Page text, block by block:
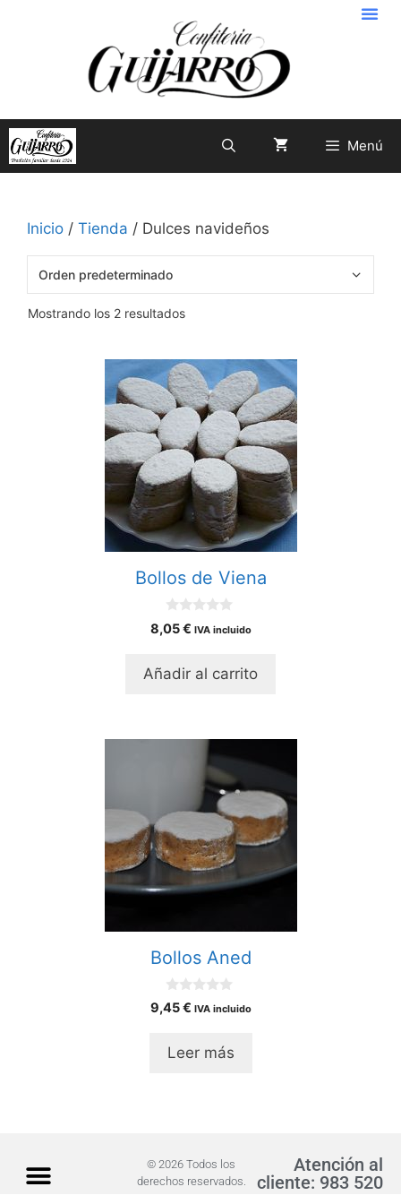
Menú
Inicio / Tienda / Dulces navideños
Mostrando los 2 resultados
Bollos de Viena
0
d
8,05€ IVA incluido
Añadir al carrito
Bollos Aned
0
d
9,45€ IVA incluido
Leer más
© 2026 Todos los
derechos reservados.
Atención al
cliente: 983 520